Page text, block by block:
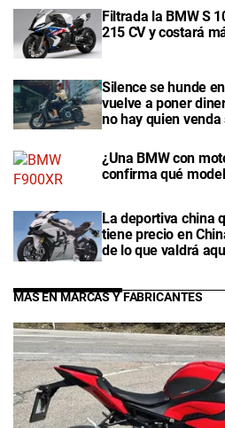
Filtrada la BMW S
215 CV y costará
Silence se hunde
vuelve a poner
no hay quien
¿Una BMW con
confirma qué
La deportiva china
tiene precio en
de lo que valdrá
MÁS EN MARCAS Y FABRICANTES